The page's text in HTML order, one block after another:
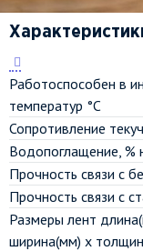
Работоспособен в
температур °C
Сопротивление
Водопоглащение, %
Прочность связи с
Прочность связи с
Размеры лент
ширина(мм) х